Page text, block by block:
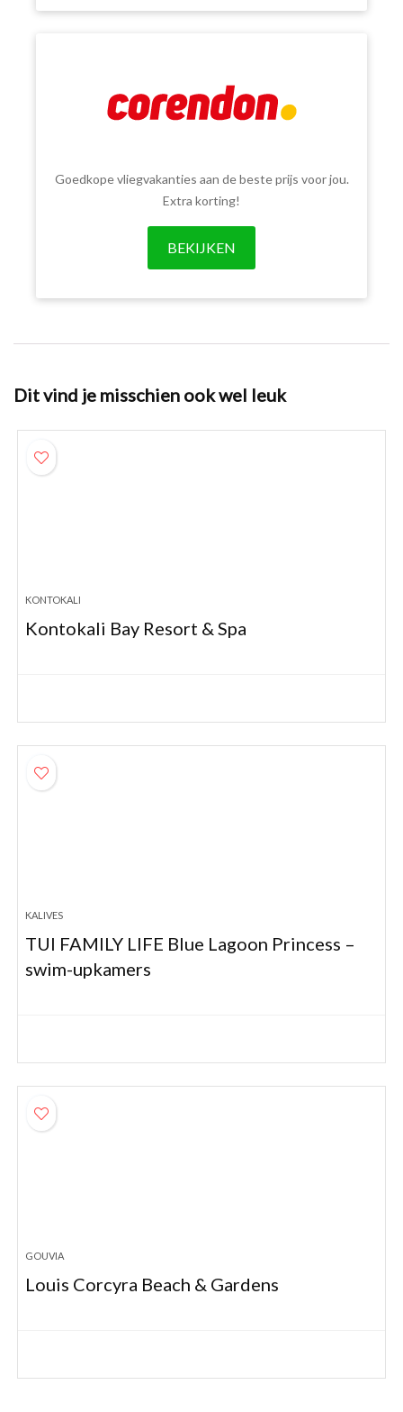
Goedkope vliegvakanties aan de beste prijs voor jou.
Extra korting!
BEKIJKEN
Dit vind je misschien ook wel leuk
KONTOKALI
Kontokali Bay Resort & Spa
KALIVES
TUI FAMILY LIFE Blue Lagoon Princess –
swim-upkamers
GOUVIA
Louis Corcyra Beach & Gardens